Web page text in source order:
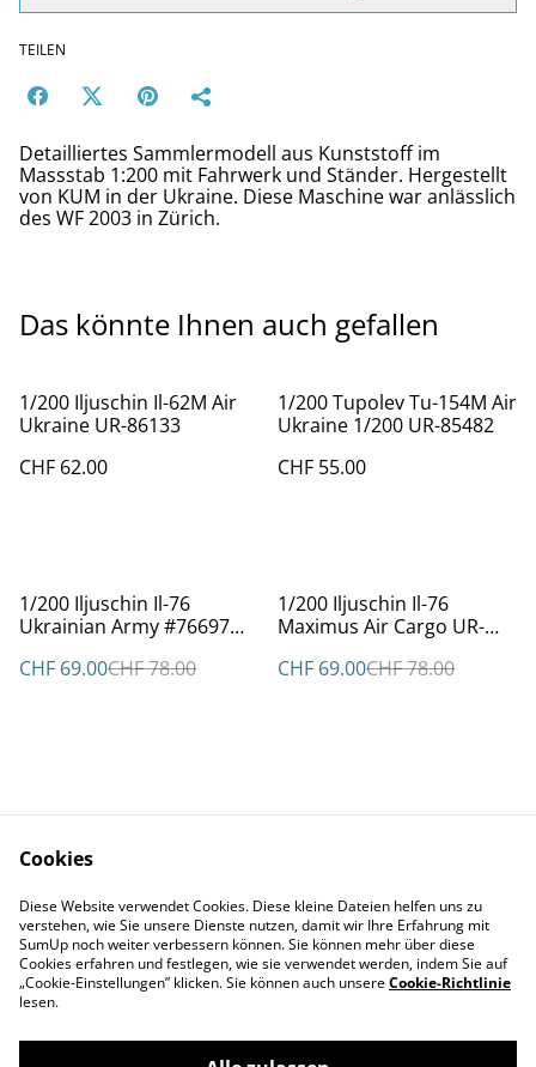
TEILEN
Detailliertes Sammlermodell aus Kunststoff im
Massstab 1:200 mit Fahrwerk und Ständer. Hergestellt
von KUM in der Ukraine. Diese Maschine war anlässlich
des WF 2003 in Zürich.
Das könnte Ihnen auch gefallen
1/200 Iljuschin Il-62M Air
Ukraine UR-86133
CHF 62.00
1/200 Tupolev Tu-154M Air
Ukraine 1/200 UR-85482
CHF 55.00
%
1/200 Iljuschin Il-76
Ukrainian Army #76697
CHF 69.00CHF 78.00
%
1/200 Iljuschin Il-76
Maximus Air Cargo UR-
CHF 69.00CHF 78.00
Datenschutz
Cookie Policy
Impressum
Cookies
Diese Website verwendet Cookies. Diese kleine Dateien helfen uns zu
verstehen, wie Sie unsere Dienste nutzen, damit wir Ihre Erfahrung mit
SumUp noch weiter verbessern können. Sie können mehr über diese
Cookies erfahren und festlegen, wie sie verwendet werden, indem Sie auf
„Cookie-Einstellungen” klicken. Sie können auch unsereCookie-Richtlinie
lesen.